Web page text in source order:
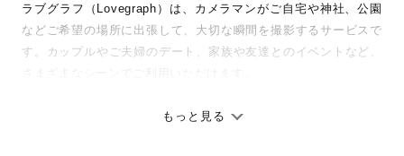
ラブグラフ（Lovegraph）は、カメラマンがご自宅や神社、公園
などご希望の場所に出張して、大切な瞬間を撮影するサービスで
す。カップルやご夫婦のデート、家族や友達とのイベントなど、
ありのままの空気感を大切に、何十年経っても見返したくなるよ
もっと見る